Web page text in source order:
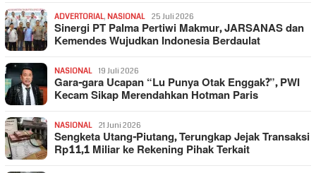
ADVERTORIAL, NASIONAL 25 Juli 2026
Sinergi PT Palma Pertiwi Makmur, JARSANAS dan
Kemendes Wujudkan Indonesia Berdaulat
NASIONAL 19 Juli 2026
Gara-gara Ucapan “Lu Punya Otak Enggak?”, PWI
Kecam Sikap Merendahkan Hotman Paris
NASIONAL 21 Juni 2026
Sengketa Utang-Piutang, Terungkap Jejak Transaksi
Rp11,1 Miliar ke Rekening Pihak Terkait